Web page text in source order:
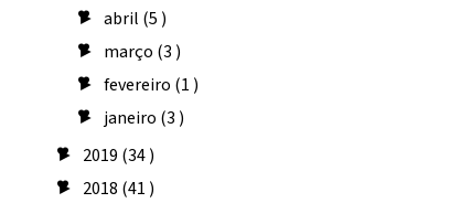
►abril (5 )
► março (3 )
►fevereiro (1 )
► janeiro (3 )
► 2019 (34 )
► 2018 (41 )